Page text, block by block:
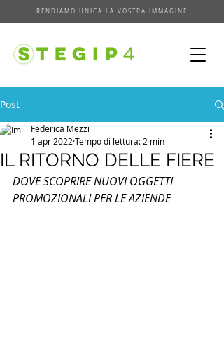
RENDIAMO UNICA LA VOSTRA IMMAGINE
Post
IL RITORNO DELLE FIERE
Federica Mezzi
1 apr 2022 Tempo di lettura: 2 min
DOVE SCOPRIRE NUOVI OGGETTI
PROMOZIONALI PER LE AZIENDE